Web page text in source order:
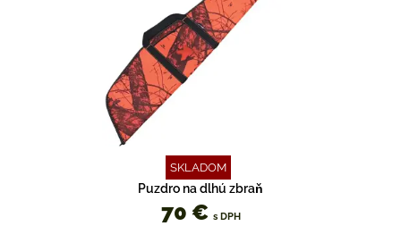
SKLADOM
Puzdro na dlhú zbraň
70 € s DPH